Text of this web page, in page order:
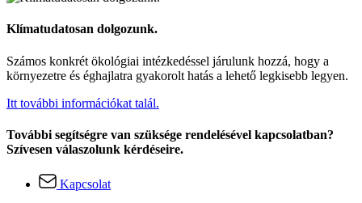
Klímatudatosan dolgozunk.
Számos konkrét ökológiai intézkedéssel járulunk hozzá, hogy a
környezetre és éghajlatra gyakorolt hatás a lehető legkisebb legyen.
Itt további információkat talál.
További segítségre van szüksége rendelésével kapcsolatban?
Szívesen válaszolunk kérdéseire.
Kapcsolat